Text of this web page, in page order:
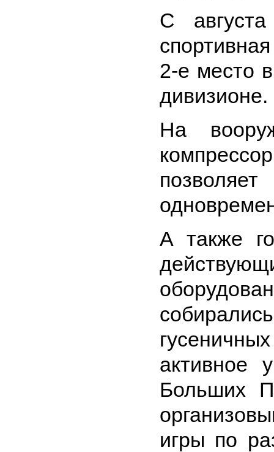
С
2-е место
дивизионе.
На
А также
активное
Больших
игры по